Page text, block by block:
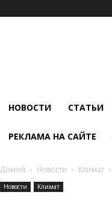
НОВОСТИ СТАТЬИ
РЕКЛАМА НА САЙТЕ
Домой Новости Климат
Новости Климат